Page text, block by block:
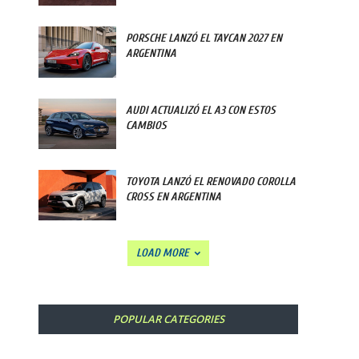
PORSCHE LANZÓ EL TAYCAN 2027 EN
ARGENTINA
AUDI ACTUALIZÓ EL A3 CON ESTOS
CAMBIOS
TOYOTA LANZÓ EL RENOVADO COROLLA
CROSS EN ARGENTINA
LOAD MORE
POPULAR CATEGORIES